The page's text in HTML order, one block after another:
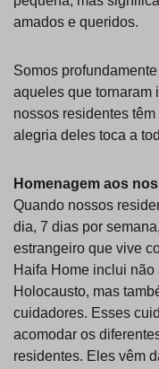
amados e queridos.
Somos
aqueles que tornaram
nossos residentes
alegria deles toca a
Homenagem aos
Quando nossos
dia, 7 dias por
estrangeiro que vive
Haifa Home inclui
Holocausto, mas
cuidadores. Esses
acomodar os
residentes. Eles vêm